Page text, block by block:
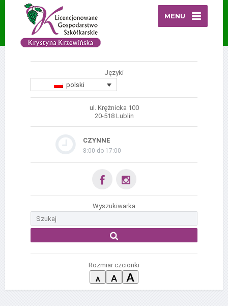
MENU
Języki
polski
ul. Krężnicka 100
20-518 Lublin
CZYNNE
8:00 do 17:00
Wyszukiwarka
Rozmiar czcionki